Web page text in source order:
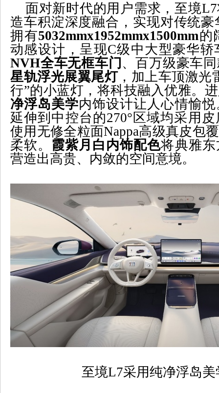
面对新时代的用户需求，至境L7
造车积淀深度融合，实现对传统
拥有5032mmx1952mmx1500mm的
动感设计，呈现C级中大型豪华
NVH全车无框车门 、百万级豪车
星轨浮光展翼尾灯，加上车顶激光
行”的小蓝灯，将科技融入优雅。
净浮岛美学内饰设计让人心情愉
延伸到中控台的270°区域均采用
使用无修全粒面Nappa高级真皮包
柔软。 霞紫月白内饰配色将典雅
营造出高贵、内敛的空间意境。
至境L7采用纯净浮岛